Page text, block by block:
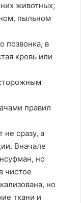
животных;
пыльном
позвонка, в
кровь или
правил
не сразу, а
Вначале
но
чистое
но
ткани и